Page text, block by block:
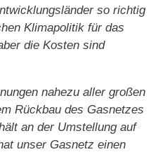
so richtig
Klimapolitik für das
die Kosten sind
nahezu aller großen
Rückbau des Gasnetzes
an der Umstellung auf
unser Gasnetz einen